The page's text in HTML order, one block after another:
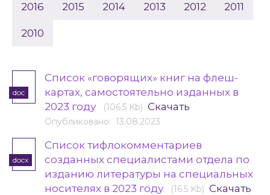
2016 2015 2014 2013 2012 2011
2010
doc
Список «говорящих» книг на флеш-
картах, самостоятельно изданных в
2023 году
(106.5 Kb) Скачать
Опубликовано: 13.08.2023
docx
Список тифлокомментариев
созданных специалистами отдела по
изданию литературы на специальных
носителях в 2023 году
(16.5 Kb) Скачать